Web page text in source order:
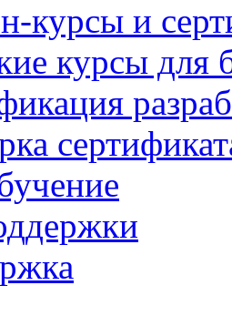
курсы и
курсы для